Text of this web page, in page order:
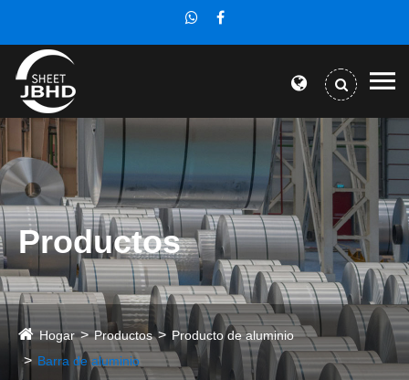
Productos
Hogar Productos
Producto de aluminio
Barra de aluminio